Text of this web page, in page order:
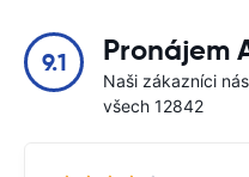
9.1 Pronájem
Naši zákazníci
všech 12842